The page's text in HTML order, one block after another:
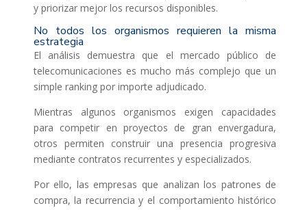
y priorizar mejor los recursos disponibles.
No todos los organismos requieren la misma
estrategia
El análisis demuestra que el mercado público de
telecomunicaciones es mucho más complejo que un
simple ranking por importe adjudicado.
Mientras algunos organismos exigen capacidades
para competir en proyectos de gran envergadura,
otros permiten construir una presencia progresiva
mediante contratos recurrentes y especializados.
Por ello, las empresas que analizan los patrones de
compra, la recurrencia y el comportamiento histórico